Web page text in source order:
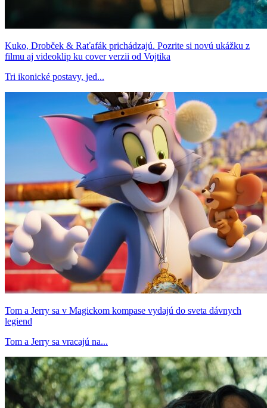
Kuko, Drobček & Raťafák prichádzajú. Pozrite si novú ukážku z
filmu aj videoklip ku cover verzii od Vojtika
Tri ikonické postavy, jed...
Tom a Jerry sa v Magickom kompase vydajú do sveta dávnych
legiend
Tom a Jerry sa vracajú na...